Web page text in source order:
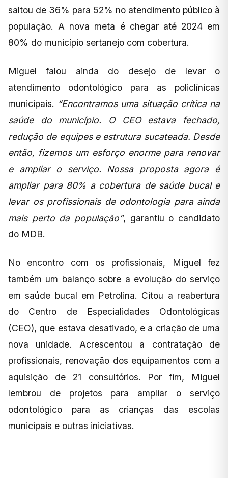
saltou de 36% para 52% no atendimento público à
população. A nova meta é chegar até 2024 em
80% do município sertanejo com cobertura.
Miguel falou ainda do desejo de levar o
atendimento odontológico para as policlínicas
municipais. “Encontramos uma situação crítica na
saúde do município. O CEO estava fechado,
redução de equipes e estrutura sucateada. Desde
então, fizemos um esforço enorme para renovar
e ampliar o serviço. Nossa proposta agora é
ampliar para 80% a cobertura de saúde bucal e
levar os profissionais de odontologia para ainda
mais perto da população”, garantiu o candidato
do MDB.
No encontro com os profissionais, Miguel fez
também um balanço sobre a evolução do serviço
em saúde bucal em Petrolina. Citou a reabertura
do Centro de Especialidades Odontológicas
(CEO), que estava desativado, e a criação de uma
nova unidade. Acrescentou a contratação de
profissionais, renovação dos equipamentos com a
aquisição de 21 consultórios. Por fim, Miguel
lembrou de projetos para ampliar o serviço
odontológico para as crianças das escolas
municipais e outras iniciativas.